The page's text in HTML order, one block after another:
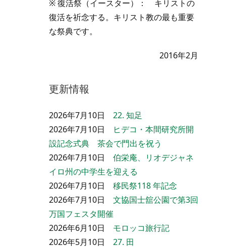
※ 復活祭（イースター）： キリストの
復活を祈念する。キリスト教の最も重要
な祭典です。
2016年2月
更新情報
2026年7月10日 22. 知足
2026年7月10日
ヒデコ・本間研究所開
設記念式典 茶会で門出を祝う
2026年7月10日 伯栄庵、リオデジャネ
イロ州の中学生を迎える
2026年7月10日 移民祭118 年記念
2026年7月10日 文協国士舘公園で第3回
万国フェスタ開催
2026年6月10日 モロッコ旅行記
2026年5月10日 27. 田